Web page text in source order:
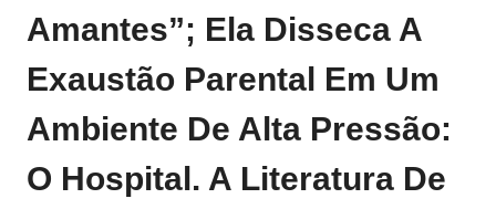
Amantes”; Ela Disseca A
Exaustão Parental Em Um
Ambiente De Alta Pressão:
O Hospital. A Literatura De